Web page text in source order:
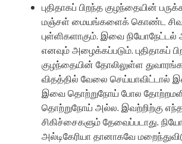
புதிதாகப் பிறந்த குழந்தையின்
மஞ்சள் மையங்களைக் கொண்ட
புள்ளிகளாகும். இவை நியோநேட்டல்
எனவும் அழைக்கப்படும். புதிதாகப்
குழந்தையின் தோலிலுள்ள
விதத்தில் வேலை செய்யாவிட்டால்
இவை தொற்றுநோய் போல
தொற்றுநோய் அல்ல. இவற்றிற்கு
சிகிச்சைகளும் தேவைப்படாது.
அல்டிகேரியா தானாகவே